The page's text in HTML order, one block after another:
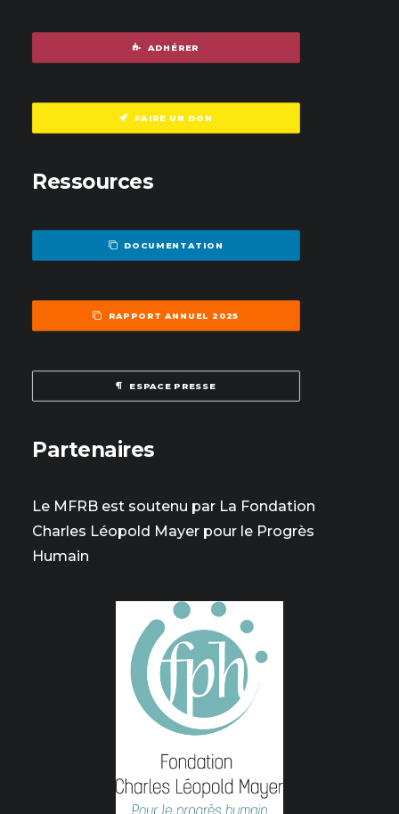
ADHÉRER
FAIRE UN DON
Ressources
DOCUMENTATION
RAPPORT ANNUEL 2025
ESPACE PRESSE
Partenaires
Le MFRB est soutenu par La Fondation
Charles Léopold Mayer pour le Progrès
Humain